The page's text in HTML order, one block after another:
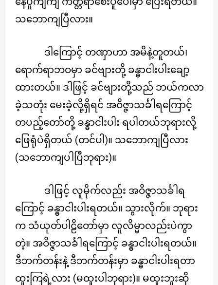
သဘောကျပြီလား။
ဒါကြောင့် တဏှာဟာ အမိနဲ့တူတယ်၊
ရောက်ရာဘဝမှာ ခင်ဗျားတို့ ခန္ဓာငါးပါးချော့
ထားတယ်။ ဒါဖြင့် ခင်ဗျားတို့သည် ဘယ်ကလာ
ခဲ့သတုံး မေးခဲ့လို့ရှိရင် အဝိဇ္ဇာသင်္ခါရကြောင့်
တပည့်တော်တို့ ခန္ဓာငါးပါး ရပါတယ်ဘုရားလို့
ဖြေရုံပဲရှိတယ် (တင်ပါ)။ သဘောကျပြီလား
(သဘောကျပါပြီဘုရား)။
ဒါဖြင့် လူမိုက်လည်း အဝိဇ္ဇာသင်္ခါရ
ကြောင့် ခန္ဓာငါးပါးရတယ်။ သွားလိုက်။ ဘုရား
က သံယုတ်ပါဠိတော်မှာ လူလိမ္မာလည်းပဲကွာ
တဲ့။ အဝိဇ္ဇာသင်္ခါရကြောင့် ခန္ဓာငါးပါးရတယ်။
ဒီဘက်တန်းနဲ့ ဒီဘက်တန်းမှာ ခန္ဓာငါးပါးရတာ
ထူးကြရဲ့လား (မထူးပါဘုရား)။ မထူးဘူးဆို